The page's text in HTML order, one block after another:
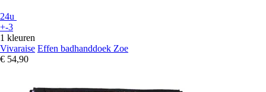
24u
+-3
1 kleuren
Vivaraise Effen badhanddoek Zoe
€ 54,90